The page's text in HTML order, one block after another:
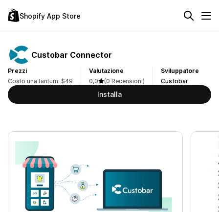
Shopify App Store
Custobar Connector
Prezzi
Costo una tantum: $49
Valutazione
0,0
(0 Recensioni)
Sviluppatore
Custobar
Installa